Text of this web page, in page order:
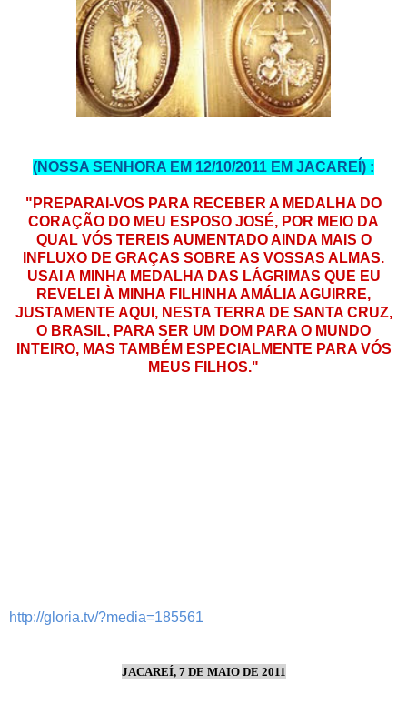
(NOSSA SENHORA EM 12/10/2011 EM JACAREÍ) :
"PREPARAI-VOS PARA RECEBER A MEDALHA DO
CORAÇÃO DO MEU ESPOSO JOSÉ, POR MEIO DA
QUAL VÓS TEREIS AUMENTADO AINDA MAIS O
INFLUXO DE GRAÇAS SOBRE AS VOSSAS ALMAS.
USAI A MINHA MEDALHA DAS LÁGRIMAS QUE EU
REVELEI À MINHA FILHINHA AMÁLIA AGUIRRE,
JUSTAMENTE AQUI, NESTA TERRA DE SANTA CRUZ,
O BRASIL, PARA SER UM DOM PARA O MUNDO
INTEIRO, MAS TAMBÉM ESPECIALMENTE PARA VÓS
MEUS FILHOS."
http://gloria.tv/?media=185561
JACAREÍ, 7 DE MAIO DE 2011